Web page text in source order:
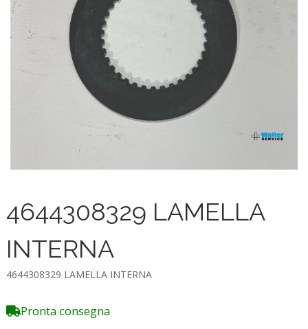
4644308329 LAMELLA
INTERNA
4644308329 LAMELLA INTERNA
Pronta consegna